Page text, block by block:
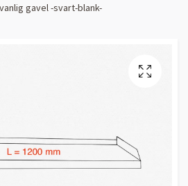
gavel -svart-blank-